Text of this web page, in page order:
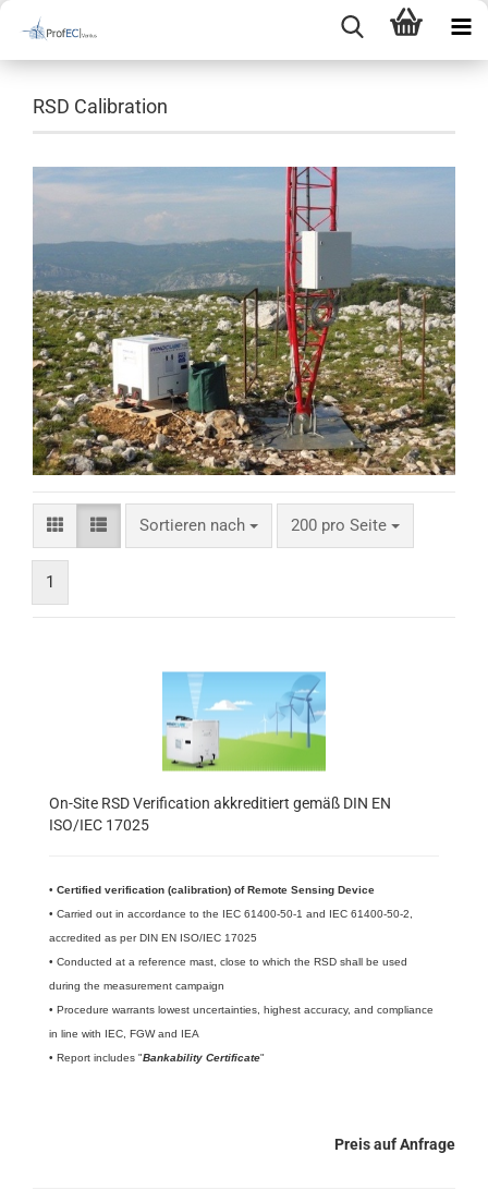
RSD Calibration
Sortieren nach 200 pro Seite
1
On-Site RSD Verification akkreditiert gemäß DIN EN
ISO/IEC 17025
• Certified verification (calibration) of Remote Sensing Device
• Carried out in accordance to the IEC 61400-50-1 and IEC 61400-50-2,
accredited as perDIN EN ISO/IEC 17025
• Conducted at a reference mast, close to which the RSD shall be used
during the measurement campaign
• Procedure warrants lowest uncertainties, highest accuracy, and compliance
in line with IEC, FGW and IEA
• Report includes "Bankability Certificate"
Preis auf Anfrage